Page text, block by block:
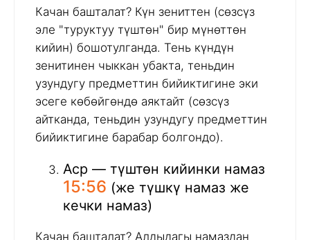
Качан башталат? Күн зениттен (сөзсүз
эле "туруктуу түштөн" бир мүнөттөн
кийин) бошотулганда. Тень күндүн
зенитинен чыккан убакта, теньдин
узундугу предметтин бийиктигине эки
эсеге көбөйгөндө аяктайт (сөзсүз
айтканда, теньдин узундугу предметтин
бийиктигине барабар болгондо).
Аср — түштөн кийинки намаз
15:56 (же түшкү намаз же
кечки намаз)
Качан башталат? Алдыдагы намаздан